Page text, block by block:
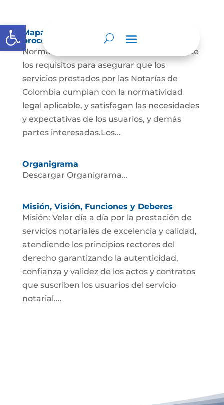
Abrir barra de herramientas
Mapas y cartas descriptivas de los
procesos
Norma Técnica Notario La norma establece
los requisitos para asegurar que los
servicios prestados por las Notarías de
Colombia cumplan con la normatividad
legal aplicable, y satisfagan las necesidades
y expectativas de los usuarios, y demás
partes interesadas.Los...
Organigrama
Descargar Organigrama...
Misión, Visión, Funciones y Deberes
Misión: Velar día a día por la prestación de
servicios notariales de excelencia y calidad,
atendiendo los principios rectores del
derecho garantizando la autenticidad,
confianza y validez de los actos y contratos
que suscriben los usuarios del servicio
notarial....